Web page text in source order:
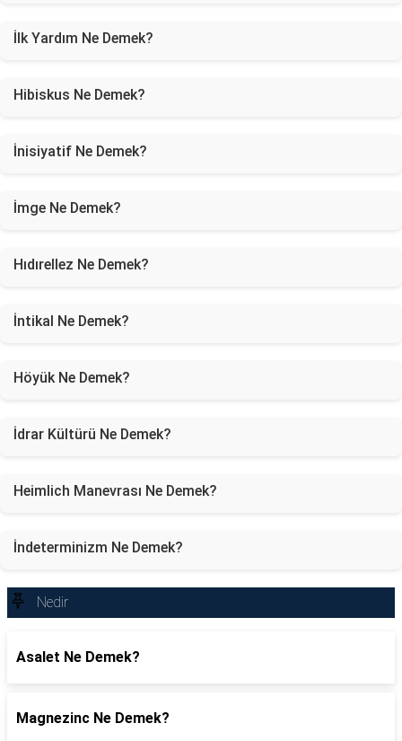
İlk Yardım Ne Demek?
Hibiskus Ne Demek?
İnisiyatif Ne Demek?
İmge Ne Demek?
Hıdırellez Ne Demek?
İntikal Ne Demek?
Höyük Ne Demek?
İdrar Kültürü Ne Demek?
Heimlich Manevrası Ne Demek?
İndeterminizm Ne Demek?
Nedir
Asalet Ne Demek?
Magnezinc Ne Demek?